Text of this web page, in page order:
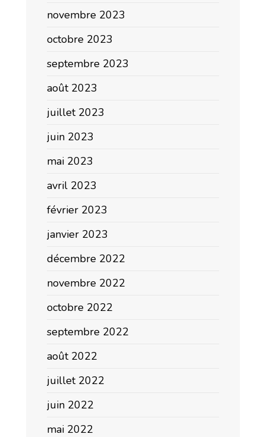
novembre 2023
octobre 2023
septembre 2023
août 2023
juillet 2023
juin 2023
mai 2023
avril 2023
février 2023
janvier 2023
décembre 2022
novembre 2022
octobre 2022
septembre 2022
août 2022
juillet 2022
juin 2022
mai 2022